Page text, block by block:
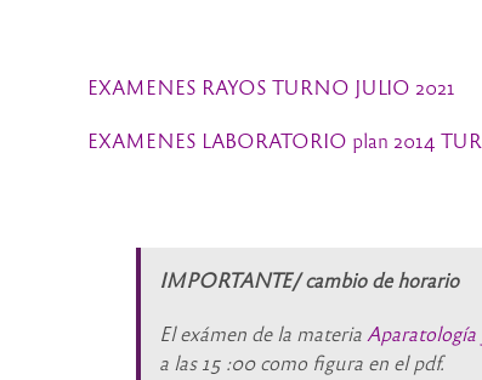
EXAMENES RAYOS TURNO JULIO 2021
EXAMENES LABORATORIO plan 2014
IMPORTANTE/ cambio de horario
El exámen de la materia
a las 15 :00 como figura en el pdf.